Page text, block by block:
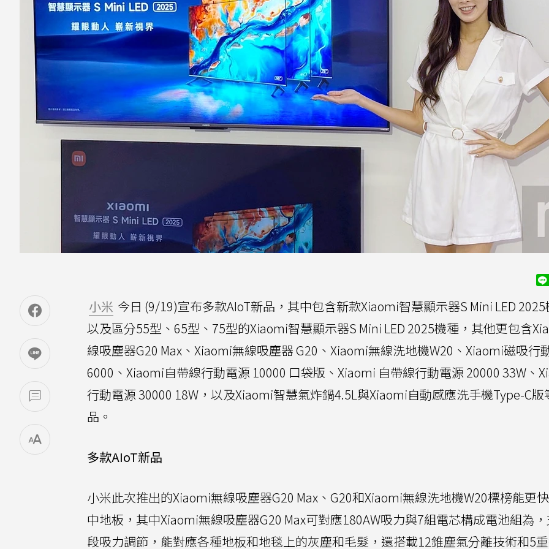
小米 今日 (9/19)宣布多款AIoT新品，其中包含新款Xiaomi智慧顯示器S Mini LED
以及區分55型、65型、75型的Xiaomi智慧顯示器S Mini LED 2025機種，其他更包含
線吸塵器G20 Max、Xiaomi無線吸塵器 G20、Xiaomi無線洗地機W20、Xiaomi磁吸行
6000、Xiaomi自帶線行動電源 10000 口袋版、Xiaomi 自帶線行動電源 20000 33W、
行動電源 30000 18W，以及Xiaomi智慧氣炸鍋4.5L與Xiaomi自動感應洗手機Type-C版
品。
多款AIoT新品
小米此次推出的Xiaomi無線吸塵器G20 Max、G20和Xiaomi無線洗地機W20標榜能更
中地板，其中Xiaomi無線吸塵器G20 Max可對應180AW吸力與7組電芯構成電池組為
段吸力調節，能對應各種地板和地毯上的灰塵和毛髮，還搭載12錐塵氣分離技術和5